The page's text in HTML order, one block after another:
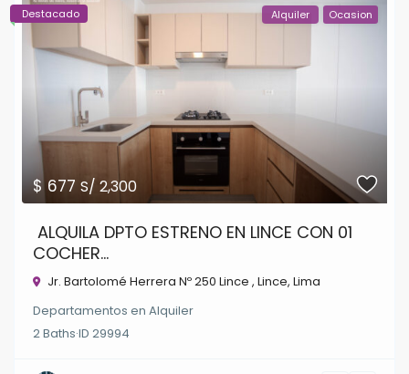
$ 677S/ 2,300
Alquiler Ocasion
Destacado
ALQUILA DPTO ESTRENO EN LINCE CON 01
COCHER...
Jr. Bartolomé Herrera Nº 250 Lince ,Lince,Lima
Departamentos enAlquiler
2Baths·ID29994